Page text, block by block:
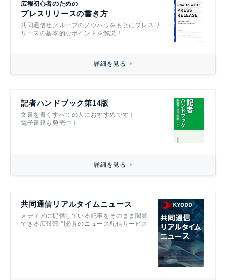
広報初心者のための
プレスリリースの書き方
共同通信社グループのノウハウをもとにプレスリ
リースの基本的なポイントを解説！
詳細を見る
記者ハンドブック第14版
文書を書くすべての人におすすめです！
電子書籍も発売中！
詳細を見る
共同通信リアルタイムニュース
メディアに提供している記事をそのまま閲覧
できる広報部門必見のニュース配信サービス